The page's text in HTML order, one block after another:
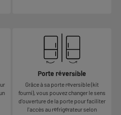
Porte réversible
Grâce à sa porte réversible (kit
fourni), vous pouvez changer le sens
d'ouverture de la porte pour faciliter
l'accès au réfrigérateur selon